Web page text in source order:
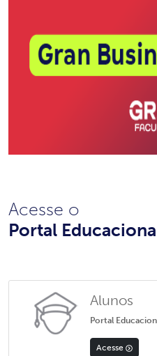
Acesse o
Portal
Alunos
Portal
Acesse